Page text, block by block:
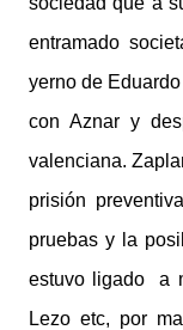
entramado
yerno de
con Aznar y
valenciana.
prisión
pruebas y la
estuvo ligado a
Lezo etc, por